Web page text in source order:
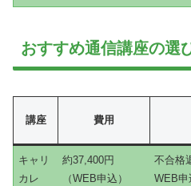
おすすめ通信講座の選
講座 費用
キャリ
カレ
約37,400円
（WEB申込）
不合格
WEB申